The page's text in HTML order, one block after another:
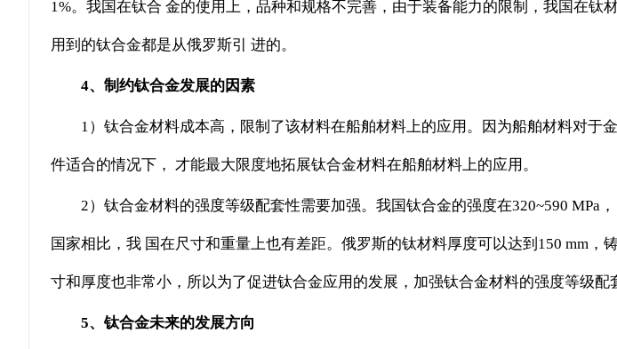
1%。我国在钛合 金的使用上，品种和规格不完善，由于装备能力的限制，我国在
用到的钛合金都是从俄罗斯引 进的。
4、制约钛合金发展的因素
1）钛合金材料成本高，限制了该材料在船舶材料上的应用。因为船舶材料对
件适合的情况下， 才能最大限度地拓展钛合金材料在船舶材料上的应用。
2）钛合金材料的强度等级配套性需要加强。我国钛合金的强度在320~590 MPa
国家相比，我 国在尺寸和重量上也有差距。俄罗斯的钛材料厚度可以达到150 mm
寸和厚度也非常小，所以为了促进钛合金应用的发展，加强钛合金材料的强度等级配
5、钛合金未来的发展方向